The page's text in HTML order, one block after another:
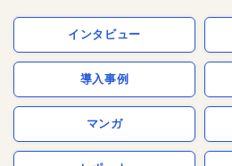
インタビュー
導入事例
マンガ